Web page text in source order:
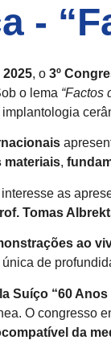
-
, o 3º
o lema “Factos
materiais,
as
Tomas
ao
de
Suíço “60
O congresso
da